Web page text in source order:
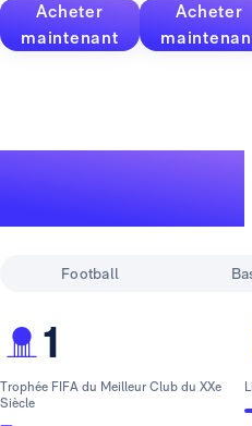
Acheter
maintenant
Acheter
Football
1
Trophée FIFA du Meilleur Club du XXe
Siècle